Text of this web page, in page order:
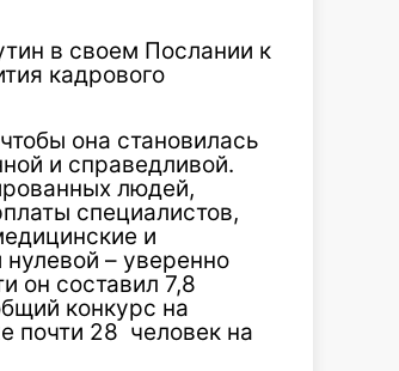
в своем Послании к
кадрового
она становилась
и справедливой.
людей,
специалистов,
и
– уверенно
он составил 7,8
конкурс на
почти 28 человек на